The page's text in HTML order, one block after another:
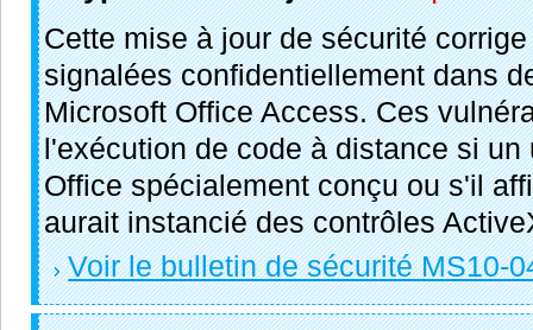
Cette mise à jour de sécurité
signalées confidentiellement dans
Microsoft Office Access. Ces
l'exécution de code à distance si
Office spécialement conçu ou s'il
aurait instancié des contrôles
Voir le bulletin de sécurité MS10-